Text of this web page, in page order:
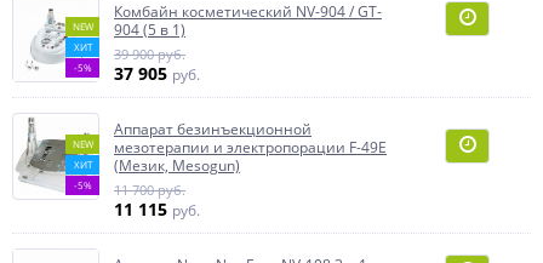
NEW
ХИТ
-5%
Комбайн косметический NV-904 / GT-
904 (5 в 1)
39 900 руб.
37 905 руб.
NEW
ХИТ
-5%
Аппарат безинъекционной
мезотерапии и электропорации F-49E
(Мезик, Mesogun)
11 700 руб.
11 115 руб.